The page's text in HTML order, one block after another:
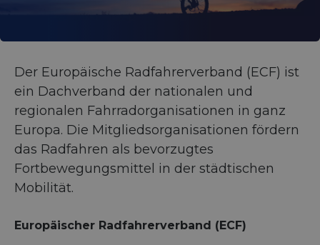
Der Europäische Radfahrerverband (ECF) ist
ein Dachverband der nationalen und
regionalen Fahrradorganisationen in ganz
Europa. Die Mitgliedsorganisationen fördern
das Radfahren als bevorzugtes
Fortbewegungsmittel in der städtischen
Mobilität.
Europäischer Radfahrerverband (ECF)